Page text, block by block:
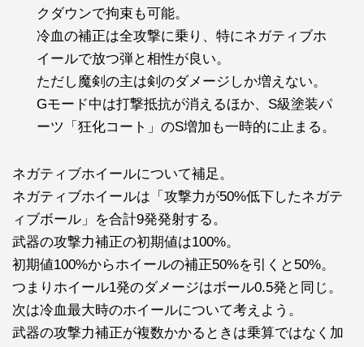
クダウンで拘束も可能。
冷血の補正は全攻撃に乗り、特にネガティブホ
イールで放つ弾と相性が良い。
ただし魔剣の主は剣のダメージしか増えない。
Gモード中は打撃抵抗が消えるほか、S級塗装パ
ーツ「狂化コート」のS増加も一時的に止まる。
ネガティブホイールについて補足。
ネガティブホイールは「攻撃力が50%低下したネガテ
ィブボール」を合計9発発射する。
武器の攻撃力補正の初期値は100%。
初期値100%からホイールの補正50%を引くと50%。
つまりホイール1発のダメージはボール0.5発と同じ。
次は冷血最大時のホイールについて考えよう。
武器の攻撃力補正が複数かかるときは乗算ではなく加